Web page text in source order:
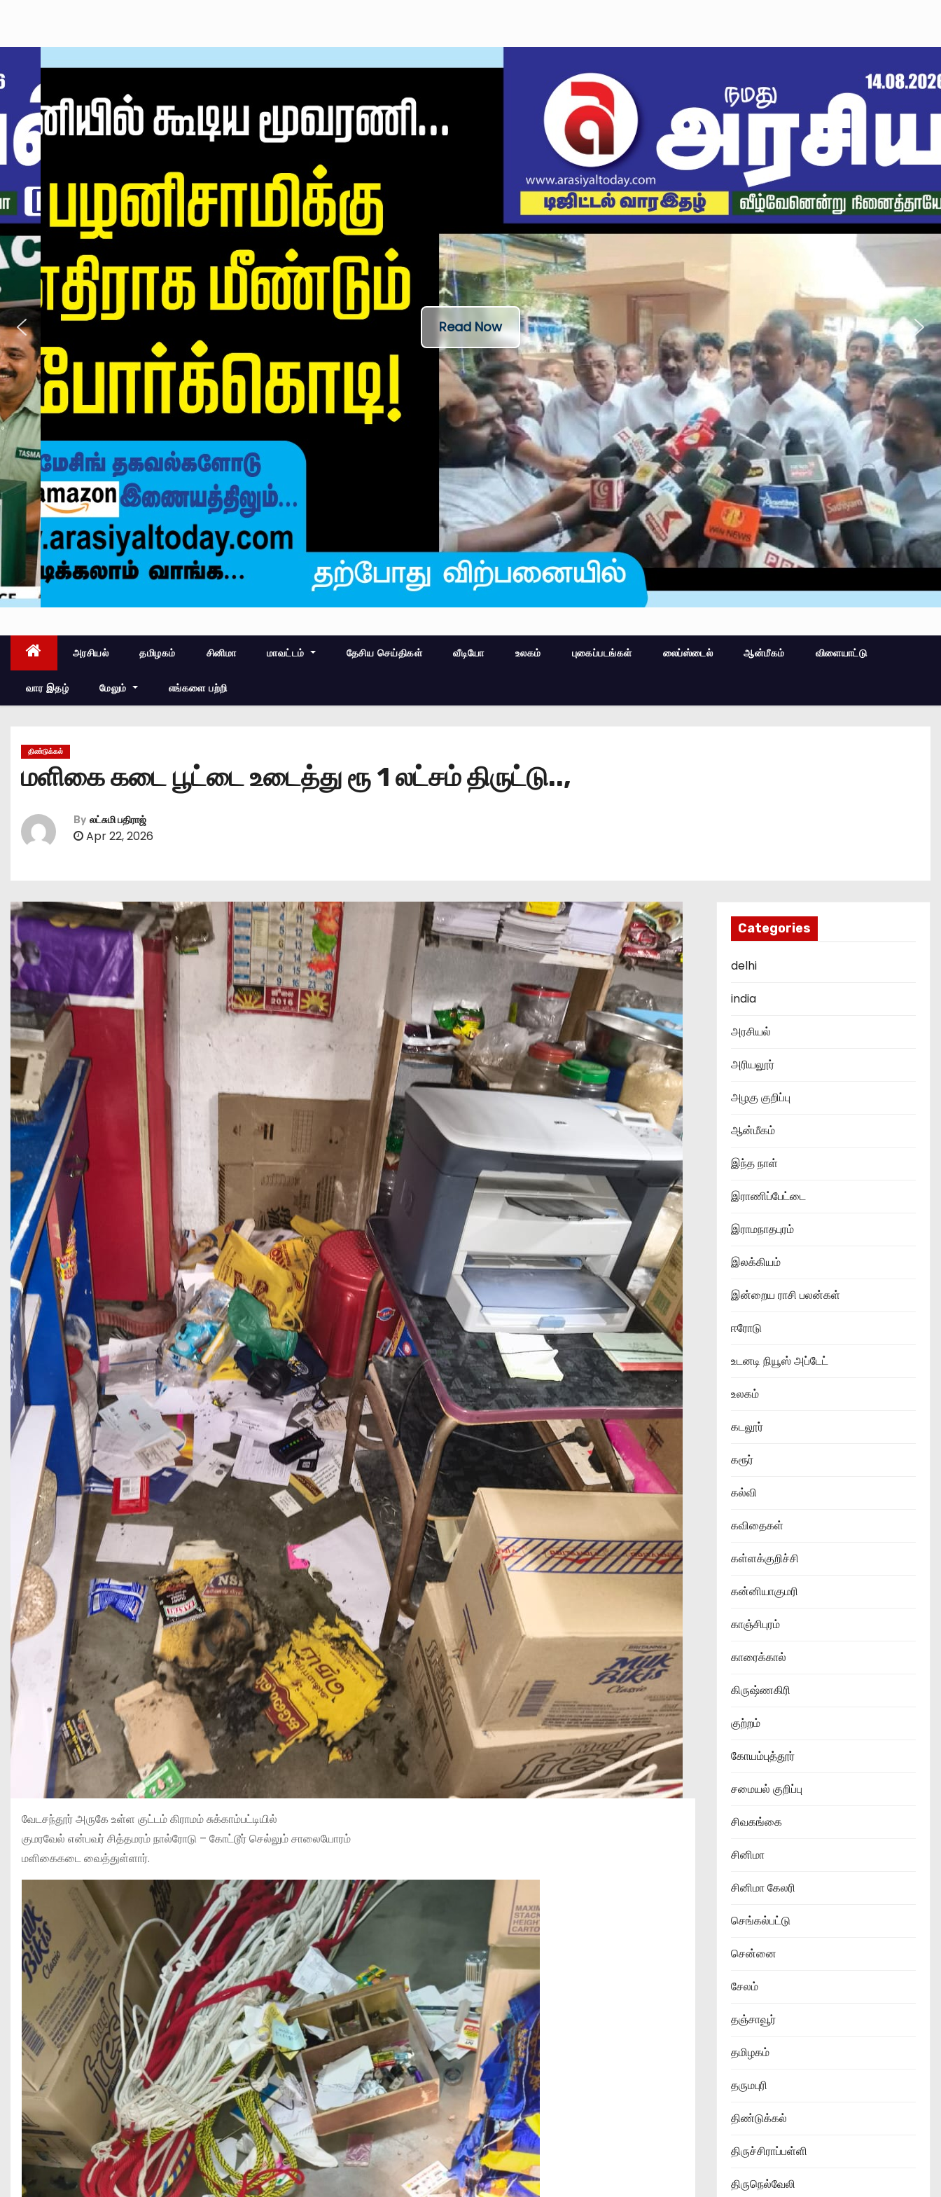
Read Now
அரசியல் தமிழகம் சினிமா மாவட்டம் தேசிய செய்திகள் வீடியோ உலகம் புகைப்படங்கள் லைப்ஸ்டைல் ஆன்மீகம் விளையாட்டு
வார இதழ் மேலும் எங்களை பற்றி
திண்டுக்கல்
மளிகை கடை பூட்டை உடைத்து ரூ 1 லட்சம் திருட்டு..,
By லட்சுமி பதிராஜ்
Apr 22, 2026
வேடசந்தூர் அருகே உள்ள குட்டம் கிராமம் சுக்காம்பட்டியில்
குமரவேல் என்பவர் சித்தமரம் நால்ரோடு – கோட்டூர் செல்லும் சாலையோரம்
மளிகைகடை வைத்துள்ளார்.
Categories
delhi
india
அரசியல்
அரியலூர்
அழகு குறிப்பு
ஆன்மீகம்
இந்த நாள்
இராணிப்பேட்டை
இராமநாதபுரம்
இலக்கியம்
இன்றைய ராசி பலன்கள்
ஈரோடு
உடனடி நியூஸ் அப்டேட்
உலகம்
கடலூர்
கரூர்
கல்வி
கவிதைகள்
கள்ளக்குறிச்சி
கன்னியாகுமரி
காஞ்சிபுரம்
காரைக்கால்
கிருஷ்ணகிரி
குற்றம்
கோயம்புத்தூர்
சமையல் குறிப்பு
சிவகங்கை
சினிமா
சினிமா கேலரி
செங்கல்பட்டு
சென்னை
சேலம்
தஞ்சாவூர்
தமிழகம்
தருமபுரி
திண்டுக்கல்
திருச்சிராப்பள்ளி
திருநெல்வேலி